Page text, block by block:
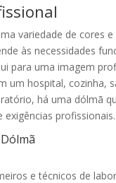
variedade de cores
às necessidades
para uma imagem
um hospital, cozinha,
há uma dólmã
exigências profissionais.
e técnicos de